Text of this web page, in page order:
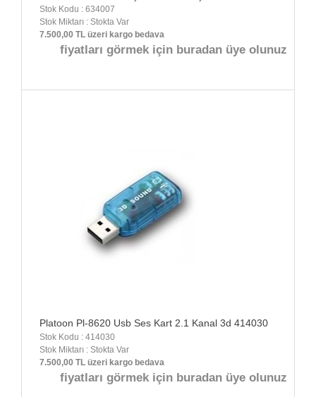
Stok Kodu : 634007
Stok Miktarı : Stokta Var
7.500,00 TL üzeri kargo bedava
fiyatları görmek için buradan üye olunuz
Platoon Pl-8620 Usb Ses Kart 2.1 Kanal 3d 414030
Stok Kodu : 414030
Stok Miktarı : Stokta Var
7.500,00 TL üzeri kargo bedava
fiyatları görmek için buradan üye olunuz